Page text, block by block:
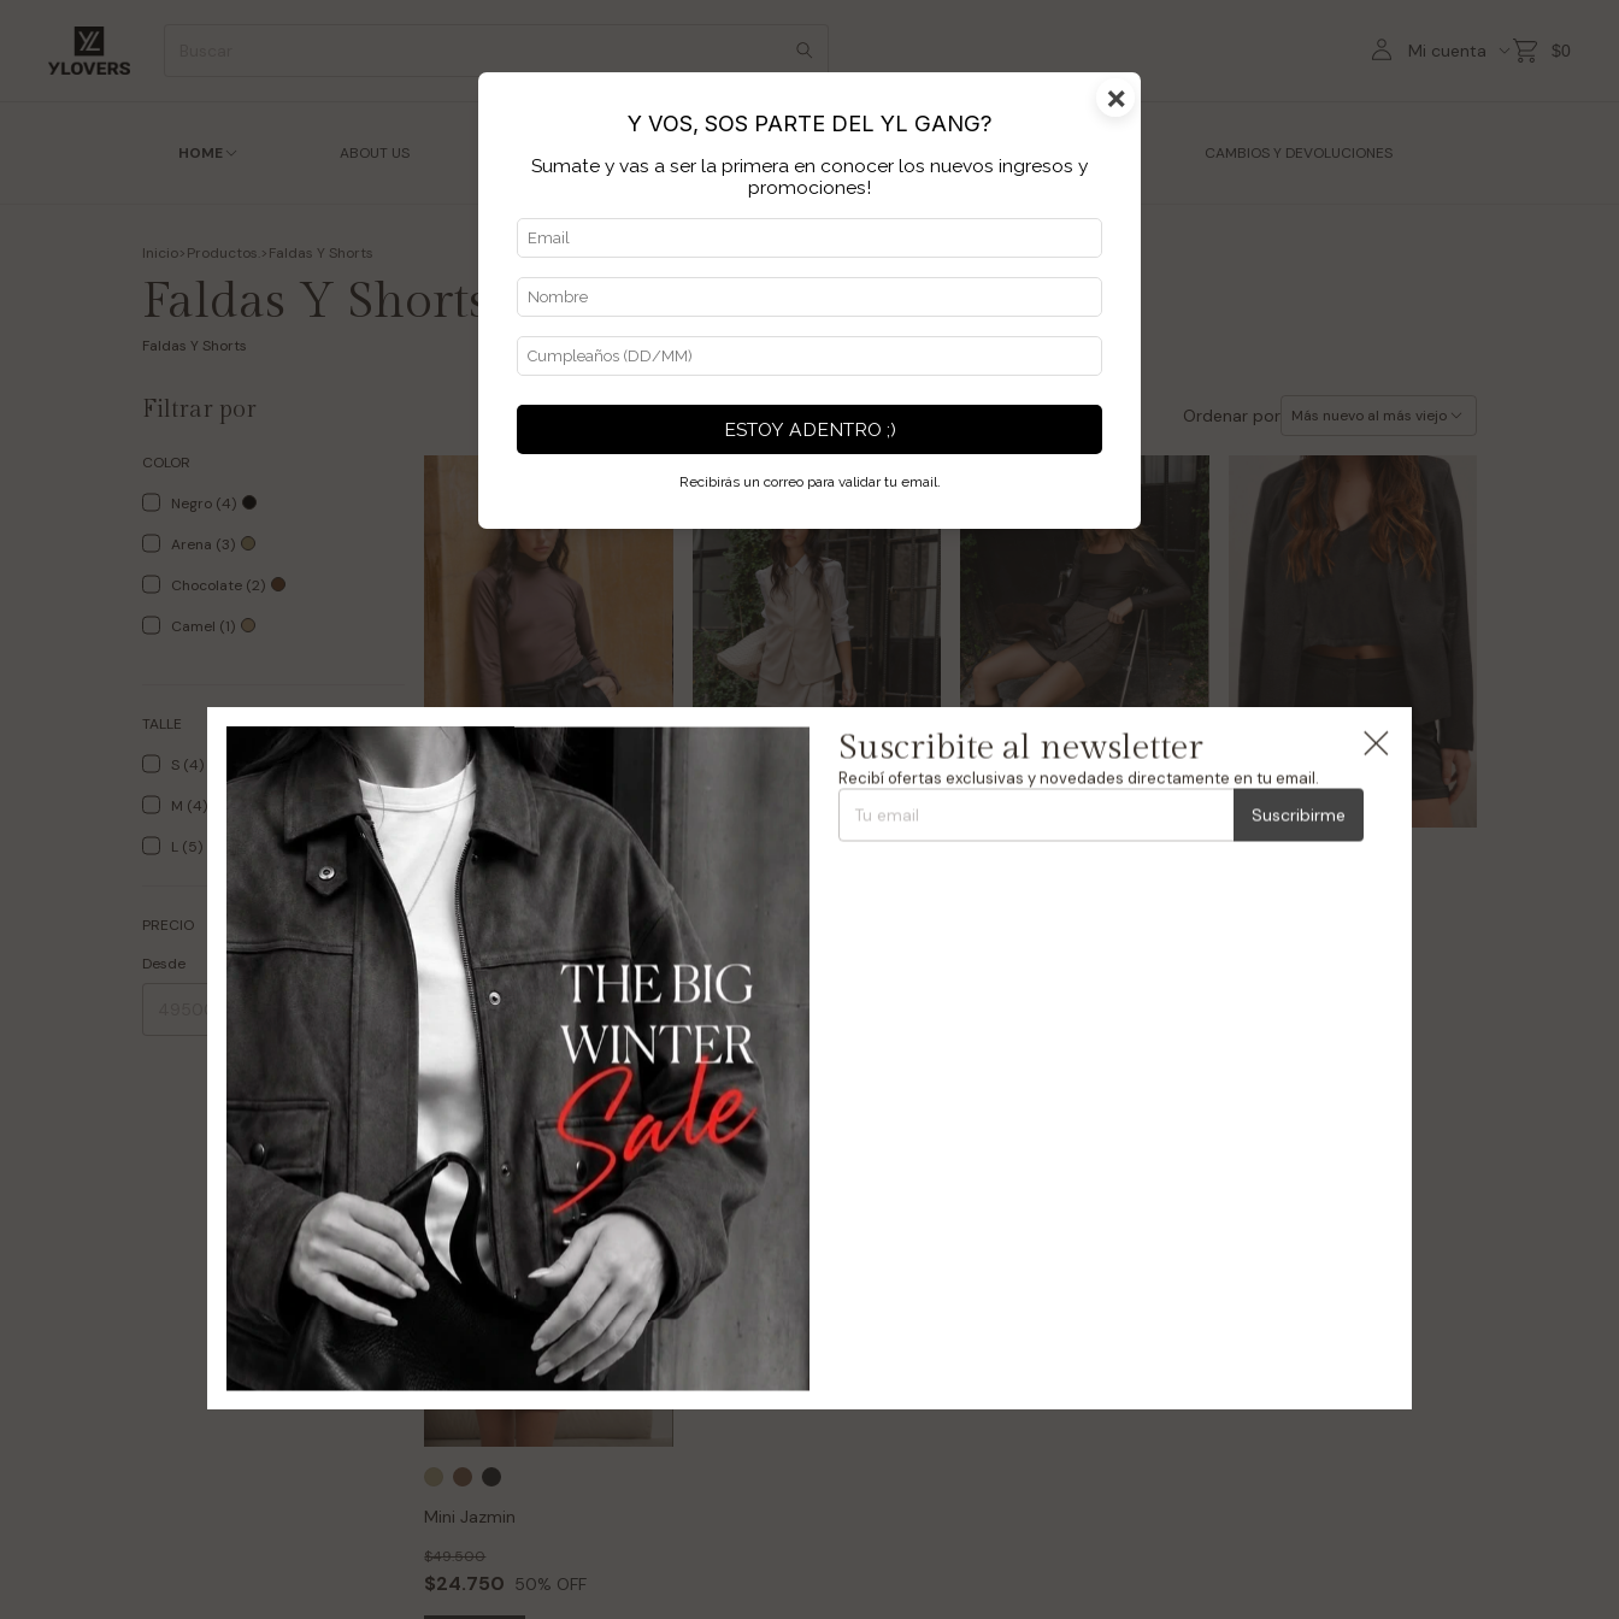
Mi cuenta $0
HOME ABOUT US CAMBIOS Y DEVOLUCIONES
Inicio>Productos. >Faldas Y Shorts
Faldas Y Shorts
Faldas Y Shorts
Filtrar por
COLOR
Negro (4)
Arena (3)
Chocolate (2)
Camel (1)
TALLE
S (4)
M (4)
L (5)
PRECIO
Desde
Ordenar por
Short Woven
$34.750
$69.500
50% OFF
Comprar
$39.750
$79.500
Comprar
Mini Jazmin
$24.750
$49.500
50% OFF
×
Y VOS, SOS PARTE DEL YL GANG?
Sumate y vas a ser la primera en conocer los nuevos ingresos y
promociones!
ESTOY ADENTRO ;)
Recibirás un correo para validar tu email.
Suscribite al newsletter
Recibí ofertas exclusivas y novedades directamente en tu email.
Suscribirme